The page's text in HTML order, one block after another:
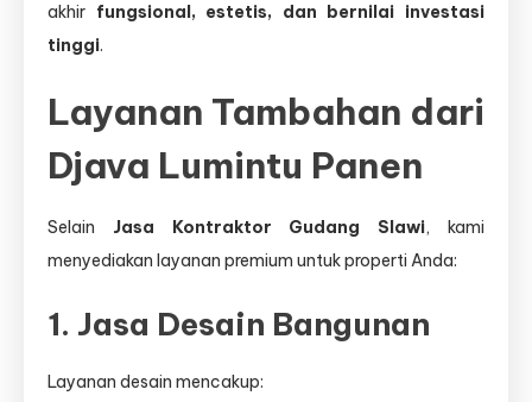
akhir fungsional, estetis, dan bernilai investasi
tinggi.
Layanan Tambahan dari
Djava Lumintu Panen
Selain Jasa Kontraktor Gudang Slawi, kami
menyediakan layanan premium untuk properti Anda:
1. Jasa Desain Bangunan
Layanan desain mencakup: